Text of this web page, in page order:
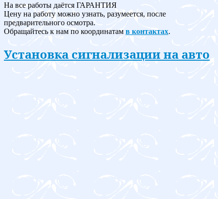
На все работы даётся ГАРАНТИЯ
Цену на работу можно узнать, разумеется, после
предварительного осмотра.
Обращайтесь к нам по координатам в контактах.
Установка сигнализации на авто